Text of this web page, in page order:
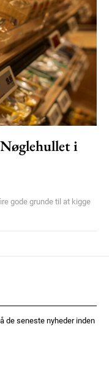
i
gode grunde til at kigge
de seneste nyheder inden